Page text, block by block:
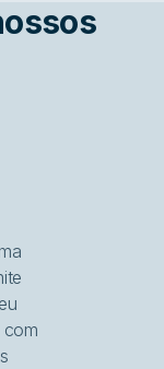
com